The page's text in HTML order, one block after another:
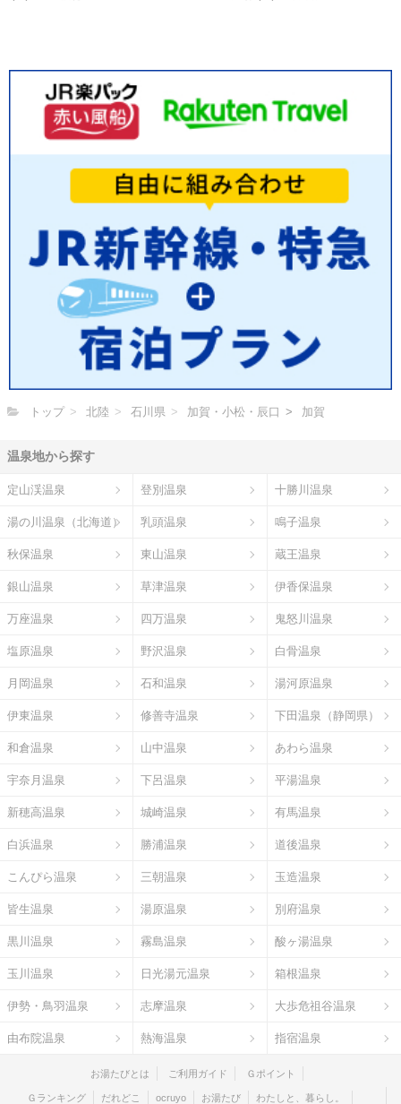
トップ 北陸 石川県 加賀・小松・辰口 加賀
温泉地から探す
定山渓温泉 登別温泉 十勝川温泉
湯の川温泉（北海道） 乳頭温泉 鳴子温泉
秋保温泉 東山温泉 蔵王温泉
銀山温泉 草津温泉 伊香保温泉
万座温泉 四万温泉 鬼怒川温泉
塩原温泉 野沢温泉 白骨温泉
月岡温泉 石和温泉 湯河原温泉
伊東温泉 修善寺温泉 下田温泉（静岡県）
和倉温泉 山中温泉 あわら温泉
宇奈月温泉 下呂温泉 平湯温泉
新穂高温泉 城崎温泉 有馬温泉
白浜温泉 勝浦温泉 道後温泉
こんぴら温泉 三朝温泉 玉造温泉
皆生温泉 湯原温泉 別府温泉
黒川温泉 霧島温泉 酸ヶ湯温泉
玉川温泉 日光湯元温泉 箱根温泉
伊勢・鳥羽温泉 志摩温泉 大歩危祖谷温泉
由布院温泉 熱海温泉 指宿温泉
お湯たびとは ご利用ガイド Ｇポイント
Ｇランキング だれどこ ocruyo お湯たび
わたしと、暮らし。